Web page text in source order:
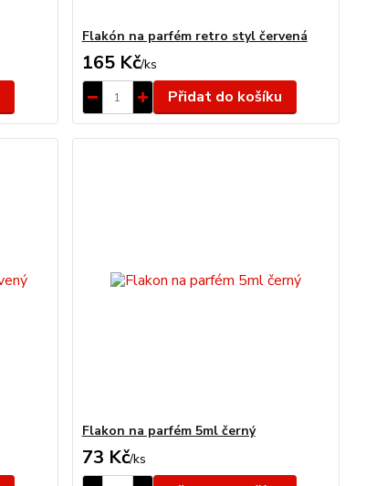
Flakón na parfém retro styl červená
165 Kč/ks
Přidat do košíku
Flakon na parfém 5ml černý
73 Kč/ks